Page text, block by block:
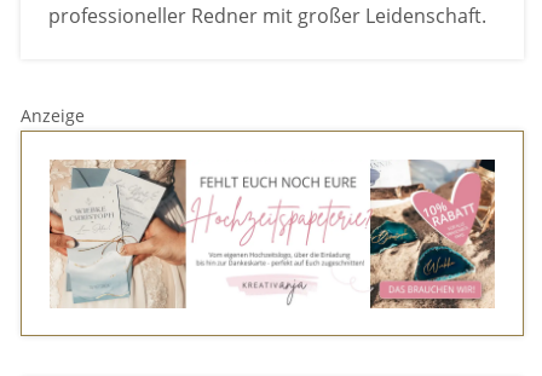
professioneller Redner mit großer Leidenschaft.
Anzeige